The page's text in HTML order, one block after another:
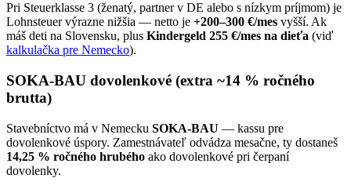
Pri Steuerklasse 3 (ženatý, partner v DE alebo s nízkym príjmom) je
Lohnsteuer výrazne nižšia — netto je +200–300 €/mes vyšší. Ak
máš deti na Slovensku, plus Kindergeld 255 €/mes na dieťa (viď
kalkulačka pre Nemecko).
SOKA-BAU dovolenkové (extra ~14 % ročného
brutta)
Stavebníctvo má v Nemecku SOKA-BAU — kassu pre
dovolenkové úspory. Zamestnávateľ odvádza mesačne, ty dostaneš
14,25 % ročného hrubého ako dovolenkové pri čerpaní
dovolenky.